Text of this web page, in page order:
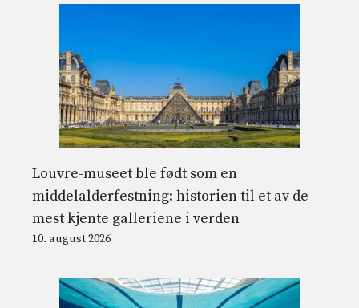
Louvre-museet ble født som en
middelalderfestning: historien til et av de
mest kjente galleriene i verden
10. august 2026